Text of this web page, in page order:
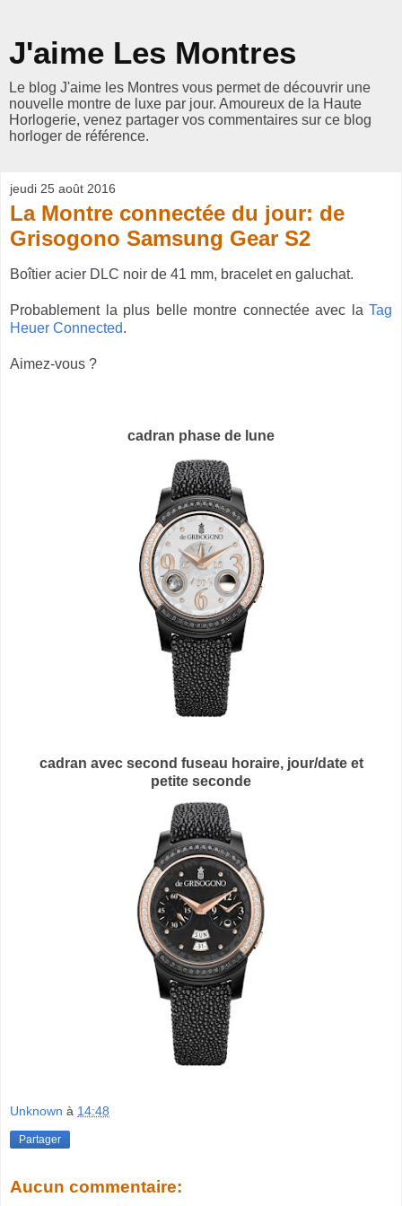
J'aime Les Montres
Le blog J'aime les Montres vous permet de découvrir une
nouvelle montre de luxe par jour. Amoureux de la Haute
Horlogerie, venez partager vos commentaires sur ce blog
horloger de référence.
jeudi 25 août 2016
La Montre connectée du jour: de
Grisogono Samsung Gear S2
Boîtier acier DLC noir de 41 mm, bracelet en galuchat.
Probablement la plus belle montre connectée avec la Tag
Heuer Connected.
Aimez-vous ?
cadran phase de lune
cadran avec second fuseau horaire, jour/date et
petite seconde
Unknown à 14:48
Partager
Aucun commentaire: